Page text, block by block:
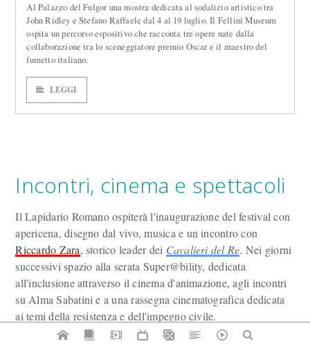
Al Palazzo del Fulgor una mostra dedicata al sodalizio artistico tra
John Ridley e Stefano Raffaele dal 4 al 19 luglio. Il Fellini Museum
ospita un percorso espositivo che racconta tre opere nate dalla
collaborazione tra lo sceneggiatore premio Oscar e il maestro del
fumetto italiano.
LEGGI
Incontri, cinema e spettacoli
Il Lapidario Romano ospiterà l'inaugurazione del festival con
apericena, disegno dal vivo, musica e un incontro con
Riccardo Zara, storico leader dei Cavalieri del Re. Nei giorni
successivi spazio alla serata Super@bility, dedicata
all'inclusione attraverso il cinema d'animazione, agli incontri
su Alma Sabatini e a una rassegna cinematografica dedicata
ai temi della resistenza e dell'impegno civile.
Al Chiostro degli Agostiniani andranno in scena alcuni dei